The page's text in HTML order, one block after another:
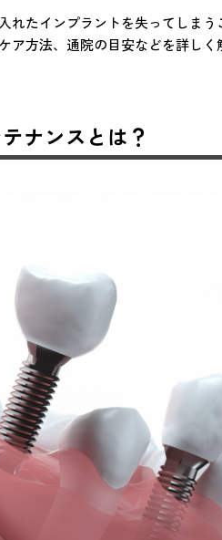
れたインプラントを失ってしま
ア方法、通院の目安などを詳しく
ナンスとは？